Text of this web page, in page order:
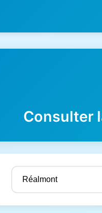
Consulter